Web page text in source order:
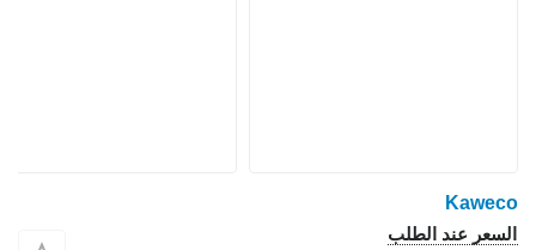
Kaweco
السعر عند الطلب